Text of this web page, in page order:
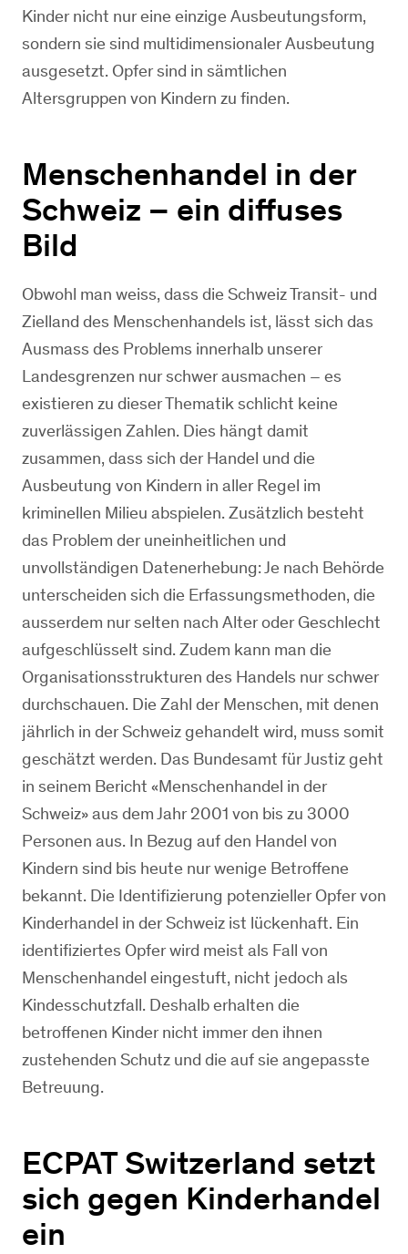
Kinder nicht nur eine einzige Ausbeutungsform,
sondern sie sind multidimensionaler Ausbeutung
ausgesetzt. Opfer sind in sämtlichen
Altersgruppen von Kindern zu finden.
Menschenhandel in der
Schweiz – ein diffuses
Bild
Obwohl man weiss, dass die Schweiz Transit- und
Zielland des Menschenhandels ist, lässt sich das
Ausmass des Problems innerhalb unserer
Landesgrenzen nur schwer ausmachen – es
existieren zu dieser Thematik schlicht keine
zuverlässigen Zahlen. Dies hängt damit
zusammen, dass sich der Handel und die
Ausbeutung von Kindern in aller Regel im
kriminellen Milieu abspielen. Zusätzlich besteht
das Problem der uneinheitlichen und
unvollständigen Datenerhebung: Je nach Behörde
unterscheiden sich die Erfassungsmethoden, die
ausserdem nur selten nach Alter oder Geschlecht
aufgeschlüsselt sind. Zudem kann man die
Organisationsstrukturen des Handels nur schwer
durchschauen. Die Zahl der Menschen, mit denen
jährlich in der Schweiz gehandelt wird, muss somit
geschätzt werden. Das Bundesamt für Justiz geht
in seinem Bericht «Menschenhandel in der
Schweiz» aus dem Jahr 2001 von bis zu 3000
Personen aus. In Bezug auf den Handel von
Kindern sind bis heute nur wenige Betroffene
bekannt. Die Identifizierung potenzieller Opfer von
Kinderhandel in der Schweiz ist lückenhaft. Ein
identifiziertes Opfer wird meist als Fall von
Menschenhandel eingestuft, nicht jedoch als
Kindesschutzfall. Deshalb erhalten die
betroffenen Kinder nicht immer den ihnen
zustehenden Schutz und die auf sie angepasste
Betreuung.
ECPAT Switzerland setzt
sich gegen Kinderhandel
ein